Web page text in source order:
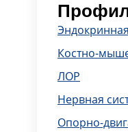
Костно-
ЛОР
Нервная
Опорно-